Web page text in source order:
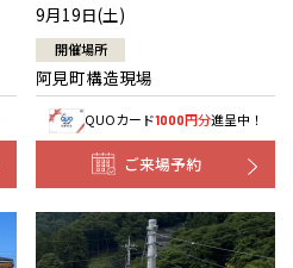
9月19日(土)
開催場所
阿見町構造現場
QUOカード1000円分進呈中！
ご来場予約